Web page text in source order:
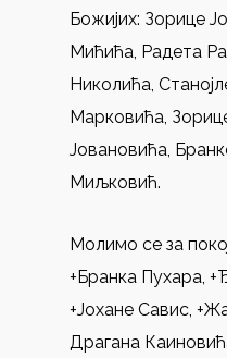
Божијих: Зорице
Мићића, Радета
Николића,
Марковића,
Јовановића,
Миљковић.
Молимо се за
+Бранка Пухара,
+Јохане Савис,
Драгана